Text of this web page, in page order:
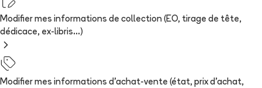
Modifier mes informations de collection (EO, tirage de tête,
dédicace, ex-libris...)
Modifier mes informations d'achat-vente (état, prix d'achat,